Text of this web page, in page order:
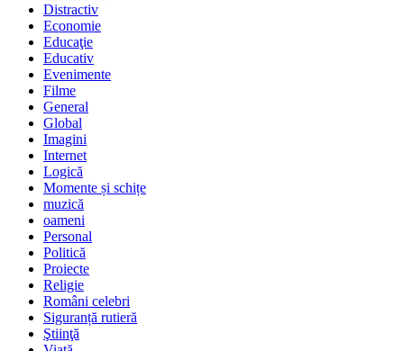
Distractiv
Economie
Educaţie
Educativ
Evenimente
Filme
General
Global
Imagini
Internet
Logică
Momente și schițe
muzică
oameni
Personal
Politică
Proiecte
Religie
Români celebri
Siguranță rutieră
Ştiinţă